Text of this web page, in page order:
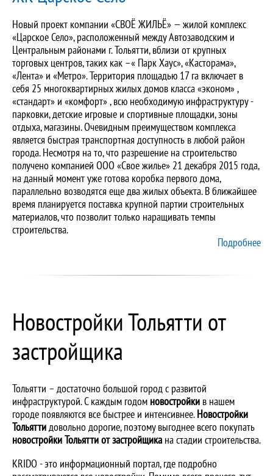
Новый проект компании «СВОЁ ЖИЛЬЁ» — жилой комплекс
«Царское Село», расположенный между Автозаводским и
Центральным районами г. Тольятти, вблизи от крупных
торговых центров, таких как –« Парк Хаус», «Касторама»,
«Лента» и «Метро». Территория площадью 17 га включает в
себя 25 многоквартирных жилых домов класса «эконом» ,
«стандарт» и «комфорт» , всю необходимую инфраструктуру -
парковки, детские игровые и спортивные площадки, зоны
отдыха, магазины. Очевидным преимуществом комплекса
является быстрая транспортная доступность в любой район
города. Несмотря на то, что разрешение на строительство
получено компанией ООО «Свое жилье» 21 декабря 2015 года,
на данный момент уже готова коробка первого дома,
параллельно возводятся еще два жилых объекта. В ближайшее
время планируется поставка крупной партии строительных
материалов, что позволит только наращивать темпы
строительства.
Подробнее
Новостройки Тольятти от
застройщика
Тольятти – достаточно большой город с развитой
инфраструктурой. С каждым годом новостройки в нашем
городе появляются все быстрее и интенсивнее.Новостройки
Тольяттидовольно дорогие, поэтому выгоднее всего покупать
новостройки Тольятти от застройщика на стадии строительства.
KRIDO - это информационный портал, где подробно